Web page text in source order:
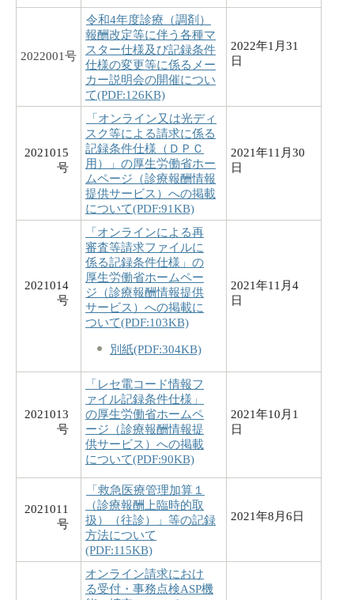
2022001号
令和4年度診療（調剤）
報酬改定等に伴う各種マ
スター仕様及び記録条件
仕様の変更等に係るメー
カー説明会の開催につい
て(PDF:126KB)
2022年1月31
日
2021015
号
「オンライン又は光ディ
スク等による請求に係る
記録条件仕様（ＤＰＣ
用）」の厚生労働省ホー
ムページ（診療報酬情報
提供サービス）への掲載
について(PDF:91KB)
2021年11月30
日
2021014
号
「オンラインによる再
審査等請求ファイルに
係る記録条件仕様」の
厚生労働省ホームペー
ジ（診療報酬情報提供
サービス）への掲載に
ついて(PDF:103KB)
別紙(PDF:304KB)
2021年11月4
日
2021013
号
「レセ電コード情報フ
ァイル記録条件仕様」
の厚生労働省ホームペ
ージ（診療報酬情報提
供サービス）への掲載
について(PDF:90KB)
2021年10月1
日
2021011
号
「救急医療管理加算１
（診療報酬上臨時的取
扱）（往診）」等の記録
方法について
(PDF:115KB)
2021年8月6日
オンライン請求におけ
る受付・事務点検ASP機